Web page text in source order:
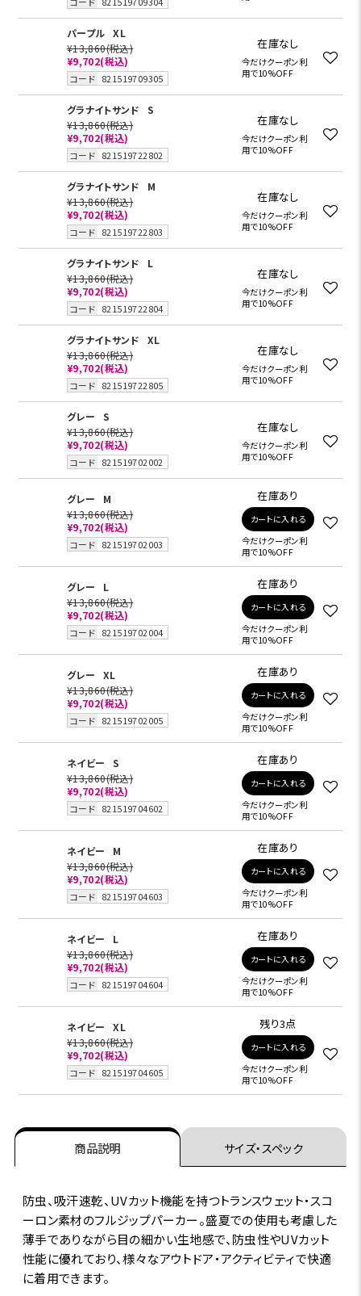
パープル
XL
¥13,860(税込)
¥9,702(税込)
コード 821519709305
在庫なし
今だけクーポン利
用で10%OFF
グラナイトサンド
S
¥13,860(税込)
¥9,702(税込)
コード 821519722802
在庫なし
今だけクーポン利
用で10%OFF
グラナイトサンド
M
¥13,860(税込)
¥9,702(税込)
コード 821519722803
在庫なし
今だけクーポン利
用で10%OFF
グラナイトサンド
L
¥13,860(税込)
¥9,702(税込)
コード 821519722804
在庫なし
今だけクーポン利
用で10%OFF
グラナイトサンド
XL
¥13,860(税込)
¥9,702(税込)
コード 821519722805
在庫なし
今だけクーポン利
用で10%OFF
グレー
S
¥13,860(税込)
¥9,702(税込)
コード 821519702002
在庫なし
今だけクーポン利
用で10%OFF
グレー
M
¥13,860(税込)
¥9,702(税込)
コード 821519702003
在庫あり
カートに入れる
今だけクーポン利
用で10%OFF
グレー
L
¥13,860(税込)
¥9,702(税込)
コード 821519702004
在庫あり
カートに入れる
今だけクーポン利
用で10%OFF
グレー
XL
¥13,860(税込)
¥9,702(税込)
コード 821519702005
在庫あり
カートに入れる
今だけクーポン利
用で10%OFF
ネイビー
S
¥13,860(税込)
¥9,702(税込)
コード 821519704602
在庫あり
カートに入れる
今だけクーポン利
用で10%OFF
ネイビー
M
¥13,860(税込)
¥9,702(税込)
コード 821519704603
在庫あり
カートに入れる
今だけクーポン利
用で10%OFF
ネイビー
L
¥13,860(税込)
¥9,702(税込)
コード 821519704604
在庫あり
カートに入れる
今だけクーポン利
用で10%OFF
ネイビー
XL
¥13,860(税込)
¥9,702(税込)
コード 821519704605
残り3点
カートに入れる
今だけクーポン利
用で10%OFF
商品説明 サイズ・スペック
防虫、吸汗速乾、UVカット機能を持つトランスウェット・スコ
ーロン素材のフルジップパーカー。盛夏での使用も考慮した
薄手でありながら目の細かい生地感で、防虫性やUVカット
性能に優れており、様々なアウトドア・アクティビティで快適
に着用できます。